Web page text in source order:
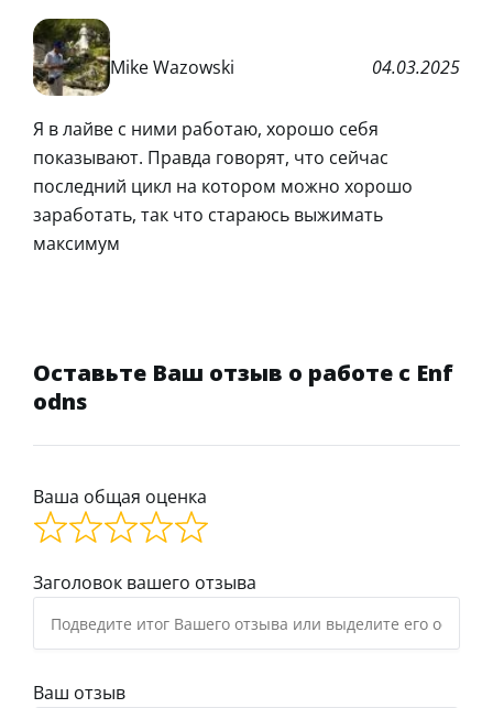
Mike Wazowski 04.03.2025
Я в лайве с ними работаю, хорошо себя
показывают. Правда говорят, что сейчас
последний цикл на котором можно хорошо
заработать, так что стараюсь выжимать
максимум
Оставьте Ваш отзыв о работе с Enf
odns
Ваша общая оценка
Заголовок вашего отзыва
Ваш отзыв